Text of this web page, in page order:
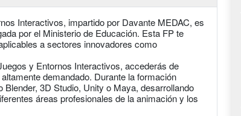
Interactivos, impartido por Davante MEDAC, es
por el Ministerio de Educación. Esta FP te
a sectores innovadores como
y Entornos Interactivos, accederás de
demandado. Durante la formación
3D Studio, Unity o Maya, desarrollando
áreas profesionales de la animación y los